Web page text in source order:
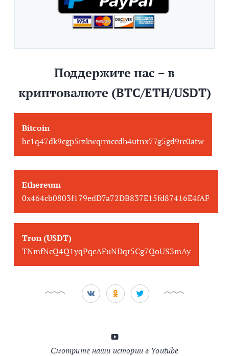
Поддержите нас – в
криптовалюте (BTC/ETH/USDT)
Bitcoin
bc1q47dk9cgp5rzkwqrmccdh4utnx77g5gd9rc0atw
Ethereum
0x464cb0803f179edD7a72DB837E15fd87416E4fAF
Tron (USDT)
TNmfNcQ4Q1yqPqcAFuNDqr5Cg7QoUS3mAy
Смотрите наши истории в Youtube